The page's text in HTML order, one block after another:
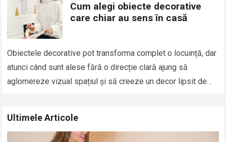
Cum alegi obiecte decorative
care chiar au sens în casă
Obiectele decorative pot transforma complet o locuință, dar
atunci când sunt alese fără o direcție clară ajung să
aglomereze vizual spațiul și să creeze un decor lipsit de
Ultimele Articole